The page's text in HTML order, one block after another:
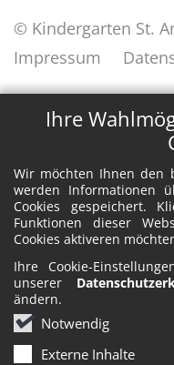
Ihre
Wir möchten Ihnen den
werden Informationen
Cookies gespeichert.
Funktionen dieser
Cookies aktiveren
Ihre Cookie-
unserer
ändern.
Notwendig
Externe Inhalte
© Kindergarten St.
Impressum